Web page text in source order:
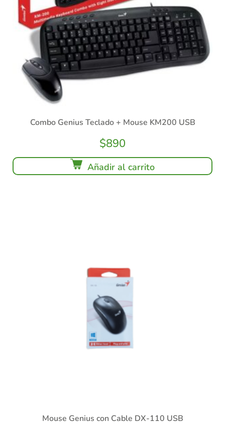
Combo Genius Teclado + Mouse KM200 USB
$890
Añadir al carrito
Mouse Genius con Cable DX-110 USB